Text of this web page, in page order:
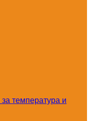
температура и